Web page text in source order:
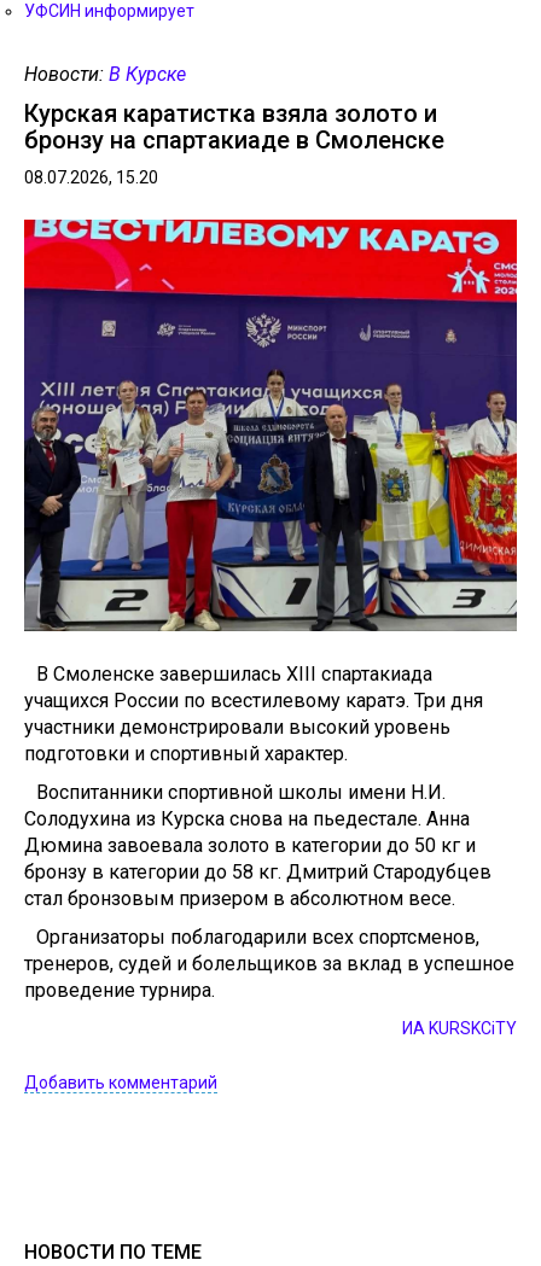
УФСИН информирует
Новости: В Курске
Курская каратистка взяла золото и
бронзу на спартакиаде в Смоленске
08.07.2026, 15.20
В Смоленске завершилась XIII спартакиада
учащихся России по всестилевому каратэ. Три дня
участники демонстрировали высокий уровень
подготовки и спортивный характер.
Воспитанники спортивной школы имени Н.И.
Солодухина из Курска снова на пьедестале. Анна
Дюмина завоевала золото в категории до 50 кг и
бронзу в категории до 58 кг. Дмитрий Стародубцев
стал бронзовым призером в абсолютном весе.
Организаторы поблагодарили всех спортсменов,
тренеров, судей и болельщиков за вклад в успешное
проведение турнира.
ИА KURSKCiTY
Добавить комментарий
НОВОСТИ ПО ТЕМЕ